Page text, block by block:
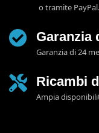
o tramite PayPal.
Garanzia
Garanzia di 24
Ricambi
Ampia